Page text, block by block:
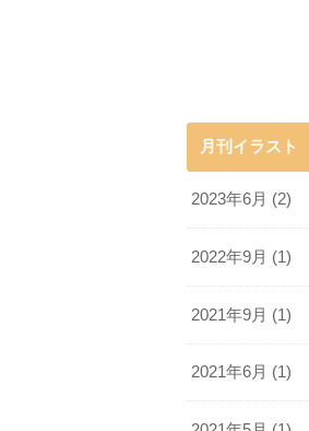
月刊イラスト
2023年6月 (2)
2022年9月 (1)
2021年9月 (1)
2021年6月 (1)